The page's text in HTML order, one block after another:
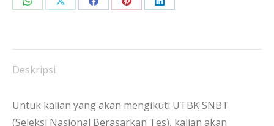
Share
WhatsApp
Share
X
Share
Facebook
Share
Pinterest
Share
LinkedIn
Deskripsi
Untuk kalian yang akan mengikuti UTBK SNBT
(Seleksi Nasional Berasarkan Tes), kalian akan